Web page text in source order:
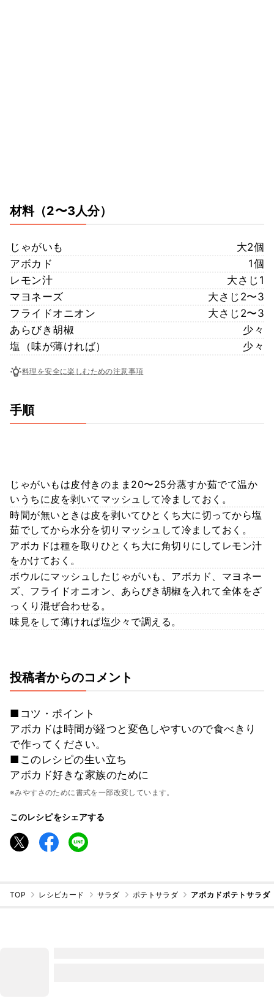
材料（2〜3人分）
じゃがいも
大2個
アボカド
1個
レモン汁
大さじ1
マヨネーズ
大さじ2〜3
フライドオニオン
大さじ2〜3
あらびき胡椒
少々
塩（味が薄ければ）
少々
料理を安全に楽しむための注意事項
手順
じゃがいもは皮付きのまま20〜25分蒸すか茹でて温か
いうちに皮を剥いてマッシュして冷ましておく。
時間が無いときは皮を剥いてひとくち大に切ってから塩
茹でしてから水分を切りマッシュして冷ましておく。
アボカドは種を取りひとくち大に角切りにしてレモン汁
をかけておく。
ボウルにマッシュしたじゃがいも、アボカド、マヨネー
ズ、フライドオニオン、あらびき胡椒を入れて全体をざ
っくり混ぜ合わせる。
味見をして薄ければ塩少々で調える。
投稿者からのコメント
■コツ・ポイント
アボカドは時間が経つと変色しやすいので食べきり
で作ってください。
■このレシピの生い立ち
アボカド好きな家族のために
※みやすさのために書式を一部改変しています。
このレシピをシェアする
TOP レシピカード サラダ ポテトサラダ アボカドポテトサラダ